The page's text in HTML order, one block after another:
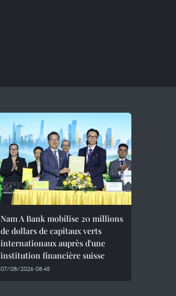
Nam A Bank mobilise 20 millions
de dollars de capitaux verts
internationaux auprès d'une
institution financière suisse
07/08/2026 08:45